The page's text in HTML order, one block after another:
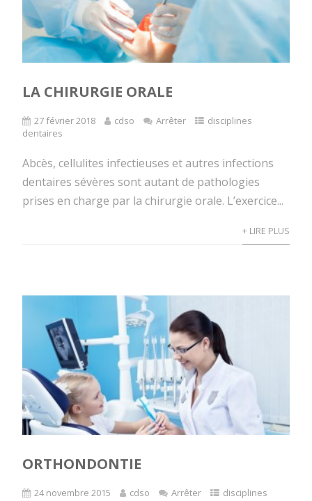
LA CHIRURGIE ORALE
27 février 2018 cdso Arrêter
disciplines
dentaires
Abcès, cellulites infectieuses et autres infections
dentaires sévères sont autant de pathologies
prises en charge par la chirurgie orale. L’exercice...
+ LIRE PLUS
ORTHONDONTIE
24 novembre 2015 cdso Arrêter
disciplines